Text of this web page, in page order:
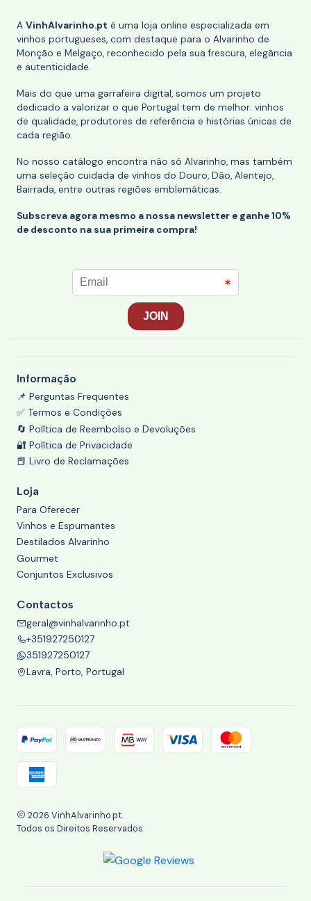
A VinhAlvarinho.pt é uma loja online especializada em
vinhos portugueses, com destaque para o Alvarinho de
Monção e Melgaço, reconhecido pela sua frescura, elegância
e autenticidade.
Mais do que uma garrafeira digital, somos um projeto
dedicado a valorizar o que Portugal tem de melhor: vinhos
de qualidade, produtores de referência e histórias únicas de
cada região.
No nosso catálogo encontra não só Alvarinho, mas também
uma seleção cuidada de vinhos do Douro, Dão, Alentejo,
Bairrada, entre outras regiões emblemáticas.
Subscreva agora mesmo a nossa newsletter e ganhe 10%
de desconto na sua primeira compra!
Informação
📌 Perguntas Frequentes
✅ Termos e Condições
🔄 Política de Reembolso e Devoluções
🔐 Política de Privacidade
📕 Livro de Reclamações
Loja
Para Oferecer
Vinhos e Espumantes
Destilados Alvarinho
Gourmet
Conjuntos Exclusivos
Contactos
geral@vinhalvarinho.pt
+351927250127
351927250127
Lavra, Porto, Portugal
2026 VinhAlvarinho.pt.
Todos os Direitos Reservados.